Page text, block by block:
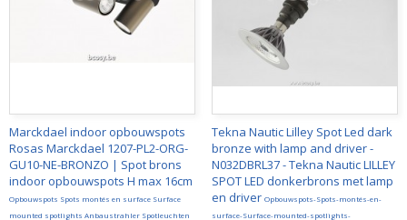
Marckdael indoor opbouwspots
Rosas Marckdael 1207-PL2-ORG-
GU10-NE-BRONZO | Spot brons
indoor opbouwspots H max 16cm
Opbouwspots Spots montés en surface Surface
mounted spotlights Anbaustrahler Spotleuchten
Tekna Nautic Lilley Spot Led dark
bronze with lamp and driver -
N032DBRL37 - Tekna Nautic LILLEY
SPOT LED donkerbrons met lamp
en driver Opbouwspots-Spots-montés-en-
surface-Surface-mounted-spotlights-